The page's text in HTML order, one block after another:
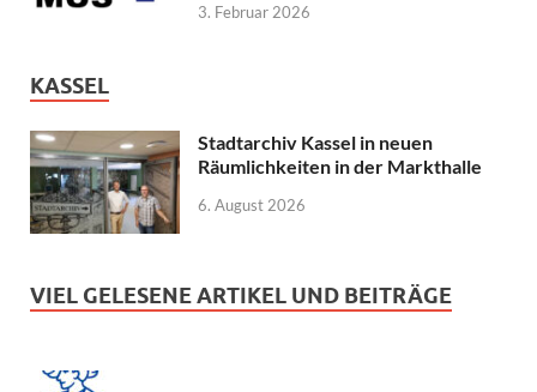
3. Februar 2026
KASSEL
Stadtarchiv Kassel in neuen
Räumlichkeiten in der Markthalle
6. August 2026
VIEL GELESENE ARTIKEL UND BEITRÄGE